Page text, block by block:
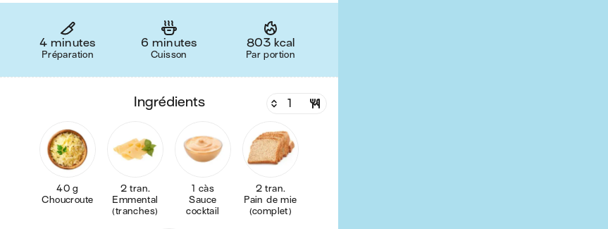
4 minutes
Préparation
6 minutes
Cuisson
803 kcal
Par portion
ingrédients
40 g
Choucroute
2 tran.
Emmental
(tranches)
1 càs
Sauce
cocktail
2 tran.
Pain de mie
(complet)